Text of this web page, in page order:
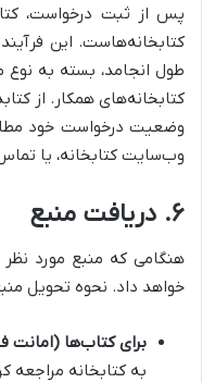
پس از ثبت درخواست،
کتابخانه‌هاست. این
طول انجامد، بسته به
کتابخانه‌های همکار. از
وضعیت درخواست خود
وب‌سایت کتابخانه، یا
۶. دریافت منبع
هنگامی که منبع مورد
خواهد داد. نحوه تحویل
برای کتاب‌ها (امانت
به کتابخانه مراجعه